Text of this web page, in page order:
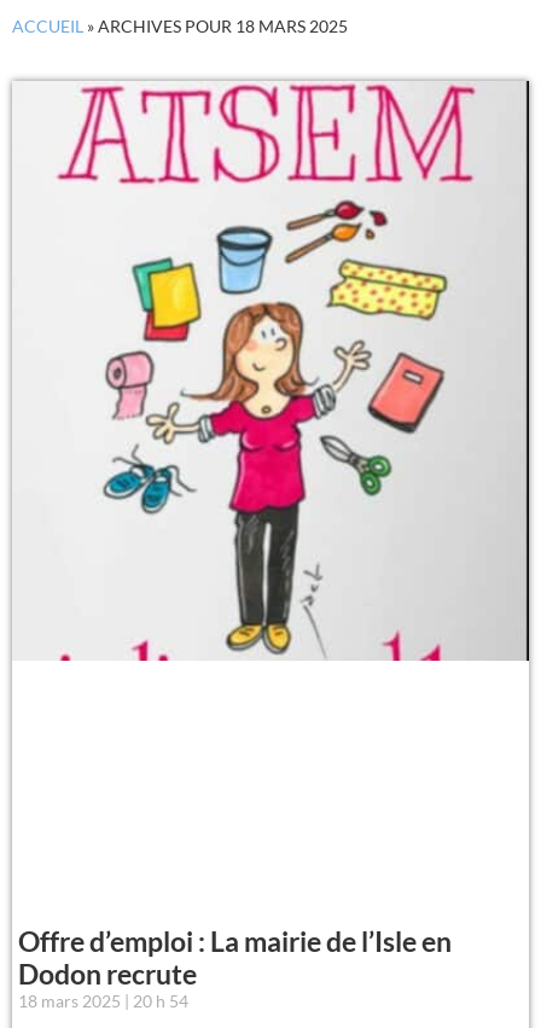
ACCUEIL »ARCHIVES POUR 18 MARS 2025
Offre d’emploi : La mairie de l’Isle en
Dodon recrute
18 mars 2025 20 h 54